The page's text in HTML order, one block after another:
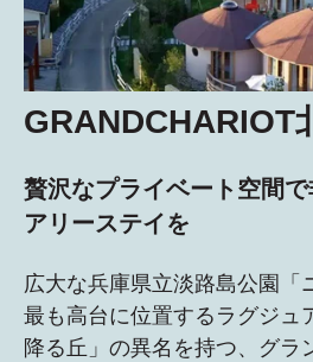
GRANDCHARIOT
贅沢なプライベート空間
アリーステイを
広大な兵庫県立淡路島公園「
最も高台に位置するラグジュ
降る丘」の異名を持つ、グラ